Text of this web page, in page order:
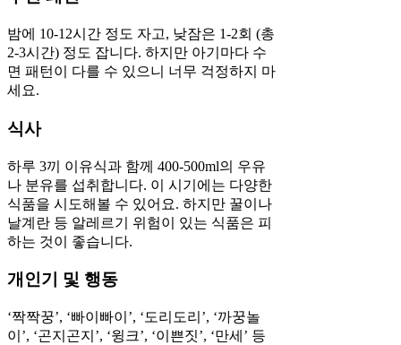
밤에 10-12시간 정도 자고, 낮잠은 1-2회 (총
2-3시간) 정도 잡니다. 하지만 아기마다 수
면 패턴이 다를 수 있으니 너무 걱정하지 마
세요.
식사
하루 3끼 이유식과 함께 400-500ml의 우유
나 분유를 섭취합니다. 이 시기에는 다양한
식품을 시도해볼 수 있어요. 하지만 꿀이나
날계란 등 알레르기 위험이 있는 식품은 피
하는 것이 좋습니다.
개인기 및 행동
‘짝짝꿍’, ‘빠이빠이’, ‘도리도리’, ‘까꿍놀
이’, ‘곤지곤지’, ‘윙크’, ‘이쁜짓’, ‘만세’ 등